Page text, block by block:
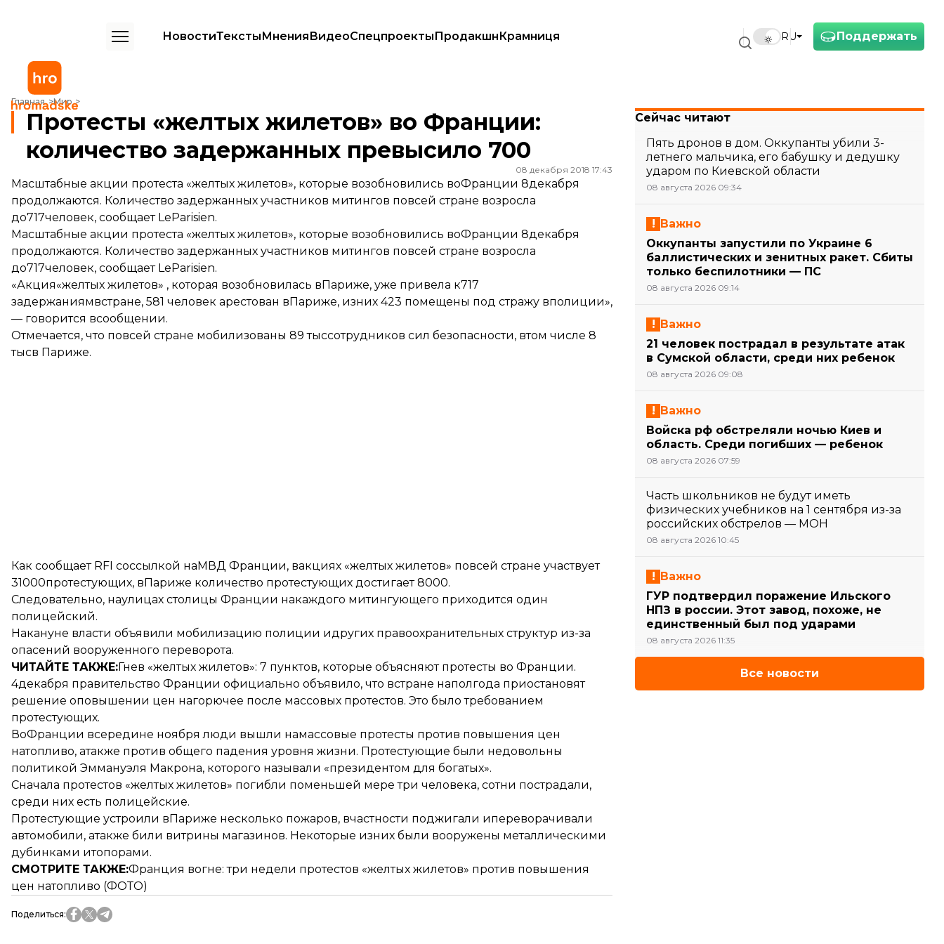
Поддержать
RU
НовостиТекстыМненияВидеоСпецпроектыПродакшнКрамниця
Главная Мир
Протесты «желтых жилетов» во Франции: количество задержанных превысило 700
Протесты «желтых жилетов» во Франции:
количество задержанных превысило 700
08 декабря 2018 17:43
Масштабные акции протеста «желтых жилетов», которые возобновились воФранции 8декабря
продолжаются. Количество задержанных участников митингов повсей стране возросла
до717человек, сообщает LeParisien.
Масштабные акции протеста «желтых жилетов», которые возобновились воФранции 8декабря
продолжаются. Количество задержанных участников митингов повсей стране возросла
до717человек, сообщаетLeParisien.
«Акция«желтых жилетов» , которая возобновилась вПариже, уже привела к717
задержаниямвстране, 581 человек арестован вПариже, изних 423 помещены под стражу вполиции»,
— говорится всообщении.
Отмечается, что повсей стране мобилизованы 89 тыссотрудников сил безопасности, втом числе 8
тысв Париже.
Как сообщаетRFI соссылкой наМВД Франции, вакциях «желтых жилетов» повсей стране участвует
31000протестующих, вПариже количество протестующих достигает 8000.
Следовательно, наулицах столицы Франции накаждого митингующего приходится один
полицейский.
Накануне власти объявили мобилизацию полиции идругих правоохранительных структур из-за
опасений вооруженного переворота.
ЧИТАЙТЕ ТАКЖЕ:Гнев «желтых жилетов»: 7 пунктов, которые объясняют протесты во Франции.
4декабря правительство Франции официально объявило, что встране наполгода приостановят
решение оповышении цен нагорючее после массовых протестов. Это было требованием
протестующих.
ВоФранции всередине ноября люди вышли намассовые протесты против повышения цен
натопливо, атакже против общего падения уровня жизни. Протестующие были недовольны
политикой Эммануэля Макрона, которого называли «президентом для богатых».
Сначала протестов «желтых жилетов» погибли поменьшей мере три человека, сотни пострадали,
среди них есть полицейские.
Протестующие устроили вПариже несколько пожаров, вчастности поджигали ипереворачивали
автомобили, атакже били витрины магазинов. Некоторые изних были вооружены металлическими
дубинками итопорами.
СМОТРИТЕ ТАКЖЕ:Франция вогне: три недели протестов «желтых жилетов» против повышения
цен натопливо (ФОТО)
Поделиться:
Сейчас читают
Пять дронов в дом. Оккупанты убили 3-
летнего мальчика, его бабушку и дедушку
ударом по Киевской области
08 августа 2026 09:34
Важно
Оккупанты запустили по Украине 6
баллистических и зенитных ракет. Сбиты
только беспилотники — ПС
08 августа 2026 09:14
Важно
21 человек пострадал в результате атак
в Сумской области, среди них ребенок
08 августа 2026 09:08
Важно
Войска рф обстреляли ночью Киев и
область. Среди погибших — ребенок
08 августа 2026 07:59
Часть школьников не будут иметь
физических учебников на 1 сентября из-за
российских обстрелов — МОН
08 августа 2026 10:45
Важно
ГУР подтвердил поражение Ильского
НПЗ в россии. Этот завод, похоже, не
единственный был под ударами
08 августа 2026 11:35
Все новости